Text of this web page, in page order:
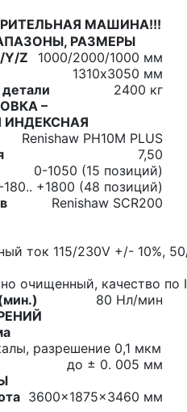
МАШИНА!!!
РАЗМЕРЫ
Y/Z
1000/2000/1000 мм
1310х3050 мм
2400 кг
–
Renishaw PH10M PLUS
7,50
0-1050 (15 позиций)
-180.. +1800 (48 позиций)
Renishaw SCR200
ток 115/230V +/- 10%,
очищенный, качество по
80 Нл/мин
разрешение 0,1 мкм
до ± 0. 005 мм
3600x1875x3460 мм